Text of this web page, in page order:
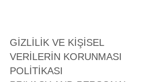
GİZLİLİK VE KİŞİSEL
VERİLERİN KORUNMASI
POLİTİKASI